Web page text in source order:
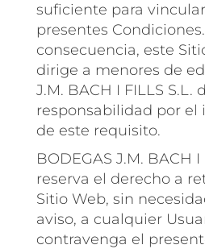
suficiente para
presentes
consecuencia, este
dirige a menores de
J.M. BACH I FILLS
responsabilidad por
de este requisito.
BODEGAS J.M. BACH I
reserva el derecho a
Sitio Web, sin
aviso, a cualquier
contravenga el